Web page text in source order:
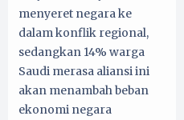
menyeret negara ke
dalam konflik regional,
sedangkan 14% warga
Saudi merasa aliansi ini
akan menambah beban
ekonomi negara